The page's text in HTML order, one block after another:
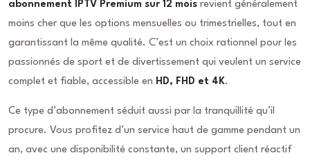
abonnement IPTV Premium sur 12 mois revient généralement
moins cher que les options mensuelles ou trimestrielles, tout en
garantissant la même qualité. C’est un choix rationnel pour les
passionnés de sport et de divertissement qui veulent un service
complet et fiable, accessible en HD, FHD et 4K.
Ce type d’abonnement séduit aussi par la tranquillité qu’il
procure. Vous profitez d’un service haut de gamme pendant un
an, avec une disponibilité constante, un support client réactif